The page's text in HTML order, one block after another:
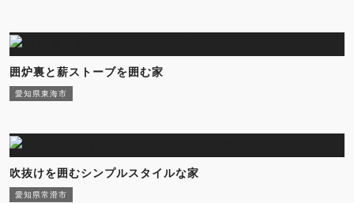
囲炉裏と薪ストーブを囲む家
愛知県東海市
吹抜けを囲むシンプルスタイルな家
愛知県常滑市